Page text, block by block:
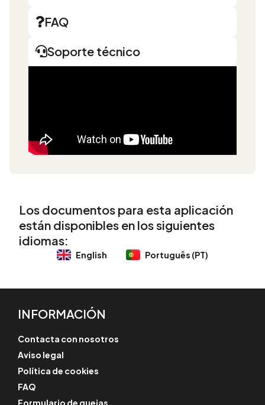
FAQ
Soporte técnico
Los documentos para esta aplicación
están disponibles en los siguientes
idiomas:
English Português (PT)
INFORMACIÓN
Contacta con nosotros
Aviso legal
Política de cookies
FAQ
Formulario de quejas